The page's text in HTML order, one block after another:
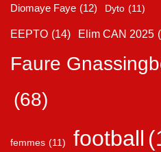
Diomaye Faye (12) Dyto (11)
EEPTO (14) Elim CAN 2025
Faure
(68)
femmes (11) football